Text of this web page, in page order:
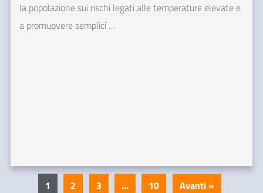
la popolazione sui rischi legati alle temperature elevate e
a promuovere semplici …
1 2 3 … 10 Avanti »